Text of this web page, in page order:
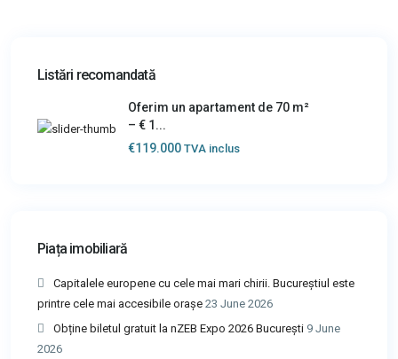
Listări recomandată
Oferim un apartament de 70 m²
– € 1...
€119.000 TVA inclus
Piața imobiliară
Capitalele europene cu cele mai mari chirii. Bucureștiul este
printre cele mai accesibile orașe 23 June 2026
Obține biletul gratuit la nZEB Expo 2026 București 9 June
2026